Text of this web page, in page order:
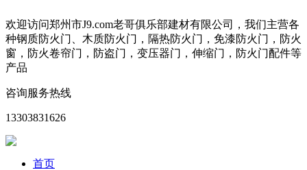
欢迎访问郑州市J9.com老哥俱乐部建材有限公司，我们主营各
种钢质防火门、木质防火门，隔热防火门，免漆防火门，防火
窗，防火卷帘门，防盗门，变压器门，伸缩门，防火门配件等
产品
咨询服务热线
13303831626
首页